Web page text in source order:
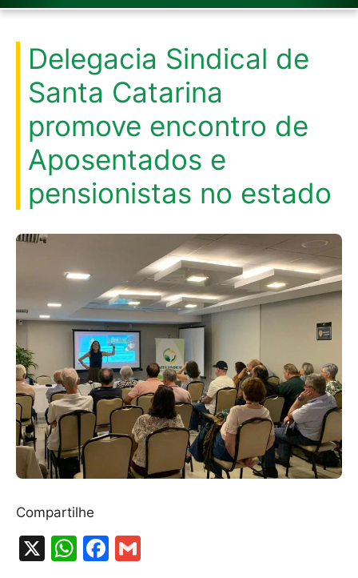
Delegacia Sindical de
Santa Catarina
promove encontro de
Aposentados e
pensionistas no estado
Compartilhe
X
W F